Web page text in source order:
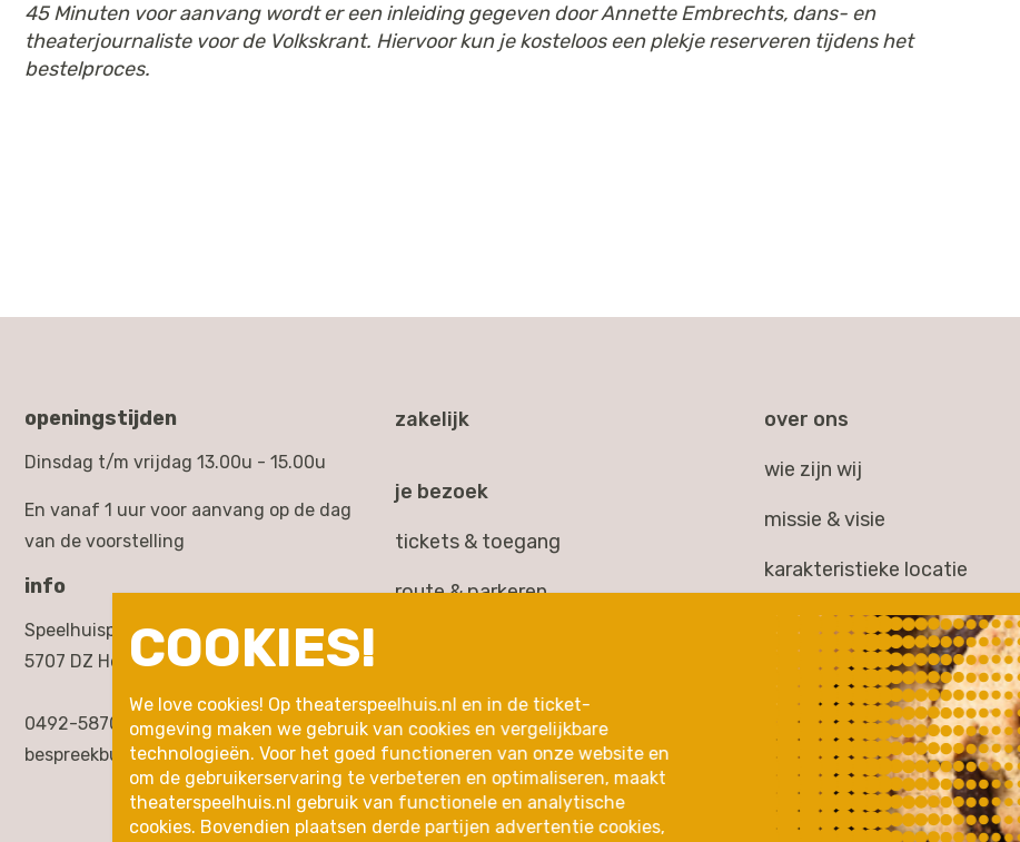
COOKIES!
We love cookies! Op theaterspeelhuis.nl en in de ticket-
omgeving maken we gebruik van cookies en vergelijkbare
technologieën. Voor het goed functioneren van onze website en
om de gebruikerservaring te verbeteren en optimaliseren, maakt
theaterspeelhuis.nl gebruik van functionele en analytische
cookies. Bovendien plaatsen derde partijen advertentie cookies,
45 Minuten voor aanvang wordt er een inleiding gegeven door Annette Embrechts, dans- en
theaterjournaliste voor de Volkskrant. Hiervoor kun je kosteloos een plekje reserveren tijdens het
bestelproces.
openingstijden
Dinsdag t/m vrijdag 13.00u - 15.00u
En vanaf 1 uur voor aanvang op de dag
van de voorstelling
info
Speelhuisplein 2,
5707 DZ Helmond
0492-587000
bespreekbureau@theaterspeelhuis.nl
zakelijk
je bezoek
tickets & toegang
route & parkeren
rondleidingen
inleidingen & extra's
in de buurt
over ons
wie zijn wij
missie & visie
karakteristieke locatie
huisgezelschap
jaarverslag 2025
partners & samenwerkingen